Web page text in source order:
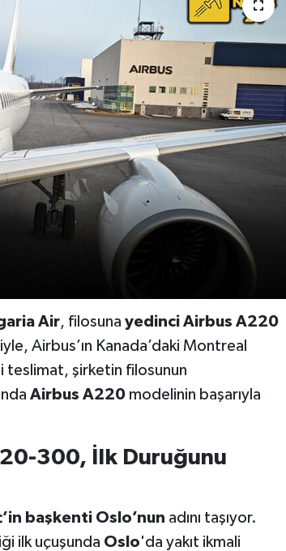
Air, filosuna yedinci Airbus A220
Airbus’ın Kanada’daki Montreal
teslimat, şirketin filosunun
Airbus A220modelinin başarıyla
300, İlk Duruğunu
başkenti Oslo’nun adını taşıyor.
ilk uçuşunda Oslo'da yakıt ikmali